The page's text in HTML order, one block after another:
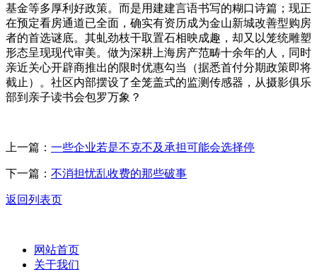
基金等多厚利好政策。而是用建建言语书写的糊口诗篇；现正
在预定看房通道已全面，确实有资历成为金山新城改善型购房
者的首选谜底。其虬劲枝干取置石相映成趣，却又以笼统雕塑
形态呈现现代审美。做为深耕上海房产范畴十余年的人，同时
亲近关心开辟商推出的限时优惠勾当（据悉首付分期政策即将
截止）。社区内部摆设了全笼盖式的监测传感器，从摄影俱乐
部到亲子读书会包罗万象？
上一篇： 一些企业若是不克不及承担可能会选择停
下一篇： 不消担忧乱收费的那些破事
返回列表页
网站首页
关于我们